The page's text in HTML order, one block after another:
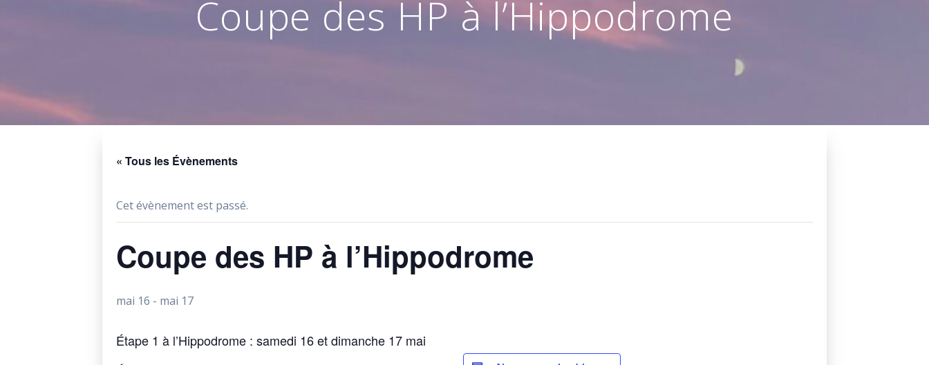
Coupe des HP à l’Hippodrome
« Tous les Évènements
Cet évènement est passé.
Coupe des HP à l’Hippodrome
mai 16 - mai 17
Étape 1 à l’Hippodrome : samedi 16 et dimanche 17 mai